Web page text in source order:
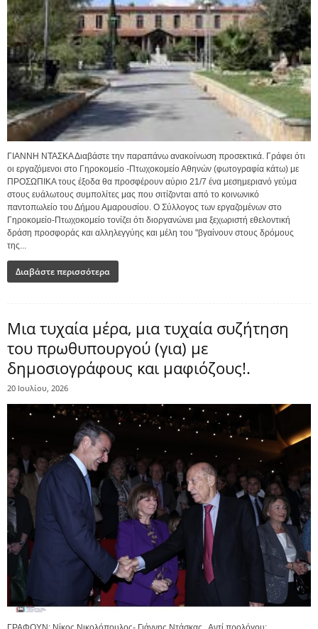
ΓΙΑΝΝΗ ΝΤΑΣΚΑ Διαβάστε την παραπάνω ανακοίνωση προσεκτικά. Γράφει ότι
οι εργαζόμενοι στο Γηροκομείο -Πτωχοκομείο Αθηνών (φωτογραφία κάτω) με
ΠΡΟΣΩΠΙΚΑ τους έξοδα θα προσφέρουν αύριο 21/7 ένα μεσημεριανό γεύμα
στους ευάλωτους συμπολίτες μας που σιτίζονται από το κοινωνικό
παντοπωλείο του Δήμου Αμαρουσίου. O Σύλλογος των εργαζομένων στο
Γηροκομείο-Πτωχοκομείο τονίζει ότι διοργανώνει μια ξεχωριστή εθελοντική
δράση προσφοράς και αλληλεγγύης και μέλη του "βγαίνουν στους δρόμους
της...
Διαβάστε περισσότερα
Μια τυχαία μέρα, μια τυχαία συζήτηση
του πρωθυπουργού (για) με
δημοσιογράφους και μαφιόζους!.
20 Ιουλίου, 2026